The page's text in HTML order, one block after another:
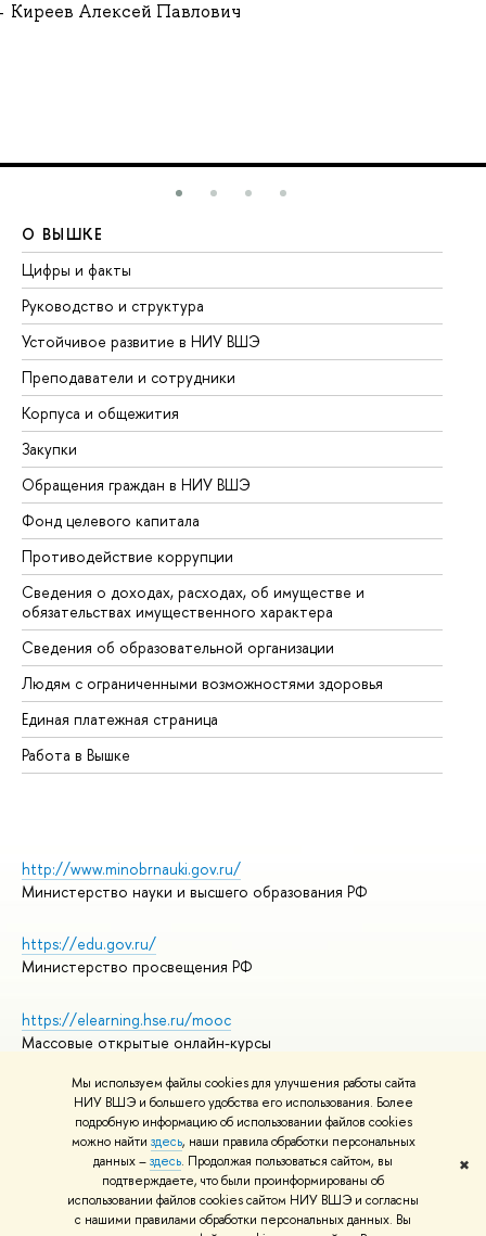
Мы используем файлы cookies для улучшения работы сайта
НИУ ВШЭ и большего удобства его использования. Более
подробную информацию об использовании файлов cookies
можно найти здесь, наши правила обработки персональных
данных –здесь. Продолжая пользоваться сайтом, вы
подтверждаете, что были проинформированы об
использовании файлов cookies сайтом НИУ ВШЭ и согласны
с нашими правилами обработки персональных данных. Вы
✖
Киреев Алексей Павлович
О ВЫШКЕ
Цифры и факты
Руководство и структура
Устойчивое развитие в НИУ ВШЭ
Преподаватели и сотрудники
Корпуса и общежития
Закупки
Обращения граждан в НИУ ВШЭ
Фонд целевого капитала
Противодействие коррупции
Сведения о доходах, расходах, об имуществе и
обязательствах имущественного характера
Сведения об образовательной организации
Людям с ограниченными возможностями здоровья
Единая платежная страница
Работа в Вышке
http://www.minobrnauki.gov.ru/
Министерство науки и высшего образования РФ
https://edu.gov.ru/
Министерство просвещения РФ
https://elearning.hse.ru/mooc
Массовые открытые онлайн-курсы
© НИУ ВШЭ 1993–2026
Адреса и контакты
Условия использования материалов
Политика конфиденциальности
Правила применения рекомендательных технологий в НИУ ВШЭ